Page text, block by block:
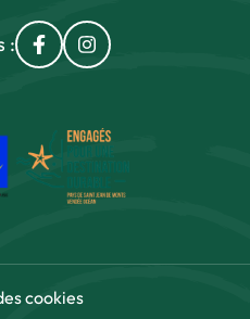
: Lien vers le compte
Lien vers le
cookies